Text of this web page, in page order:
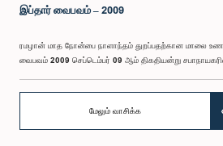
இப்தார் வைபவம் – 2009
ரமழான் மாத நோன்பை நாளாந்தம் துறப்பதற்கான மாலை
வைபவம் 2009 செப்டெம்பர் 09 ஆம் திகதியன்று
மேலும் வாசிக்க